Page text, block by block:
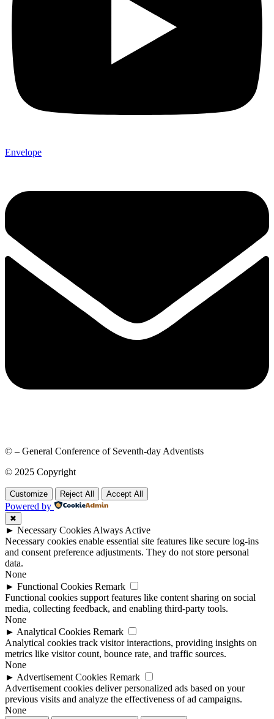
Envelope
© – General Conference of Seventh-day Adventists
© 2025 Copyright
Customize Reject All Accept All
Powered by
✖
► Necessary Cookies Always Active
Necessary cookies enable essential site features like secure log-ins
and consent preference adjustments. They do not store personal
data.
None
► Functional Cookies Remark
Functional cookies support features like content sharing on social
media, collecting feedback, and enabling third-party tools.
None
► Analytical Cookies Remark
Analytical cookies track visitor interactions, providing insights on
metrics like visitor count, bounce rate, and traffic sources.
None
► Advertisement Cookies Remark
Advertisement cookies deliver personalized ads based on your
previous visits and analyze the effectiveness of ad campaigns.
None